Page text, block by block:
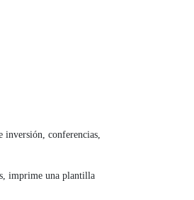
inversión, conferencias,
imprime una plantilla